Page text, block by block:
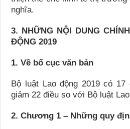
nghĩa.
3. NHỮNG NỘI DUNG
ĐỘNG 2019
1. Về bố cục văn bản
Bộ luật Lao động 2019 có
giảm 22 điều so với Bộ luật
2. Chương 1 – Những quy